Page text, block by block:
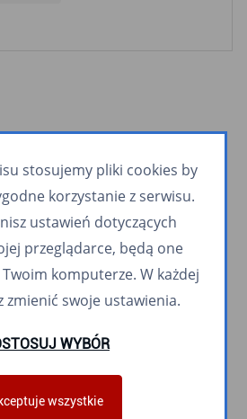
stosujemy pliki cookies by
korzystanie z serwisu.
ustawień dotyczących
przeglądarce, będą one
komputerze. W każdej
zmienić swoje ustawienia.
WYBÓR
wszystkie